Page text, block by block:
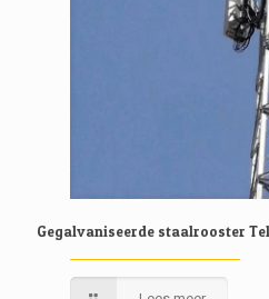
Gegalvaniseerde staalrooster